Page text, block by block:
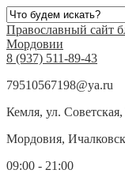
Православный сайт
Мордовии
8 (937) 511-89-43
79510567198@ya.ru
Кемля, ул.
Мордовия,
09:00 - 21:00